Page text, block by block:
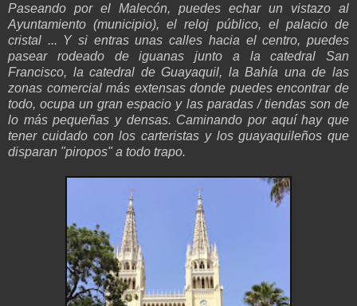
Paseando por el Malecón, puedes echar un vistazo al
Ayuntamiento (municipio), el reloj público, el palacio de
cristal ... Y si entras unas calles hacia el centro, puedes
pasear rodeado de iguanas junto a la catedral San
Francisco, la catedral de Guayaquil, la Bahía una de las
zonas comercial más extensas donde puedes encontrar de
todo, ocupa un gran espacio y las paradas / tiendas son de
lo más pequeñas y densas. Caminando por aquí hay que
tener cuidado con los carteristas y los guayaquileños que
disparan "piropos" a todo trapo.